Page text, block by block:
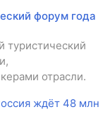
форум года
туристический
отрасли.